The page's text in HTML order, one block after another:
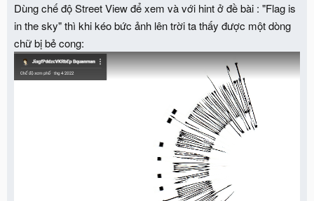
Dùng chế độ Street View để xem và với hint ở đề bài : "Flag is
in the sky" thì khi kéo bức ảnh lên trời ta thấy được một dòng
chữ bị bẻ cong: